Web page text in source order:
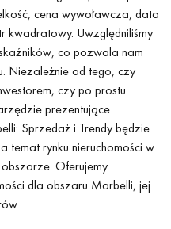
cena wywoławcza, data
kwadratowy. Uwzględniliśmy
co pozwala nam
Niezależnie od tego, czy
czy po prostu
prezentujące
Sprzedaż i Trendy będzie
temat rynku nieruchomości w
Oferujemy
dla obszaru Marbelli, jej